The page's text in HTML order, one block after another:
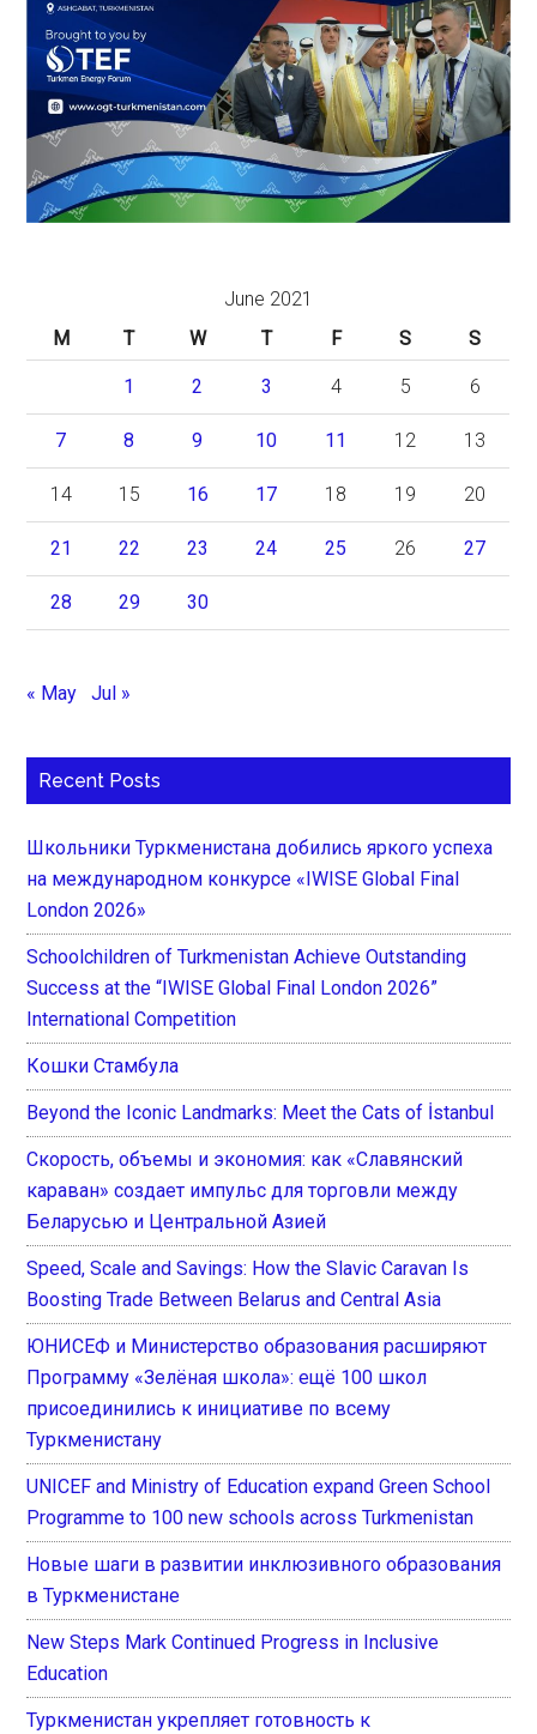
June 2021
M
T W T F S S
1 2 3 4 5 6
7 8 9 10 11 12 13
14 15 16 17 18 19 20
21 22 23 24 25 26 27
28 29 30
« May Jul »
Recent Posts
Школьники Туркменистана добились яркого успеха
на международном конкурсе «IWISE Global Final
London 2026»
Schoolchildren of Turkmenistan Achieve Outstanding
Success at the “IWISE Global Final London 2026”
International Competition
Кошки Стамбула
Beyond the Iconic Landmarks: Meet the Cats of İstanbul
Скорость, объемы и экономия: как «Славянский
караван» создает импульс для торговли между
Беларусью и Центральной Азией
Speed, Scale and Savings: How the Slavic Caravan Is
Boosting Trade Between Belarus and Central Asia
ЮНИСЕФ и Министерство образования расширяют
Программу «Зелёная школа»: ещё 100 школ
присоединились к инициативе по всему
Туркменистану
UNICEF and Ministry of Education expand Green School
Programme to 100 new schools across Turkmenistan
Новые шаги в развитии инклюзивного образования
в Туркменистане
New Steps Mark Continued Progress in Inclusive
Education
Туркменистан укрепляет готовность к